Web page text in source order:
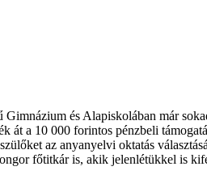
és Alapiskolában már
át a 10 000 forintos pénzbeli
az anyanyelvi oktatás
főtitkár is, akik jelenlétükkel is